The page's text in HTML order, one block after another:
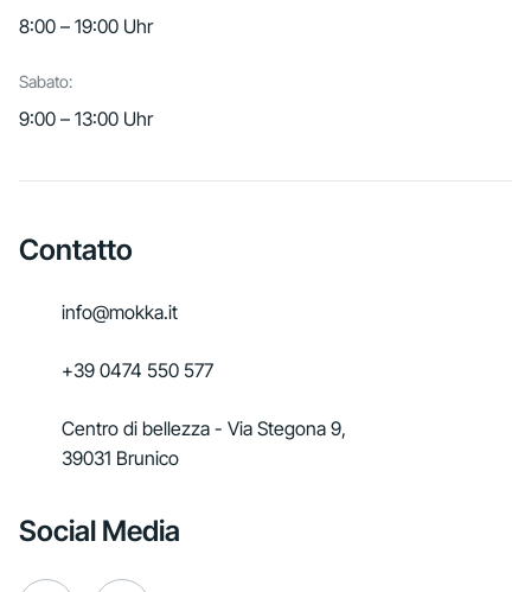
8:00 – 19:00 Uhr
Sabato:
9:00 – 13:00 Uhr
Contatto
info@mokka.it
+39 0474 550 577
Centro di bellezza - Via Stegona 9,
39031 Brunico
Social Media